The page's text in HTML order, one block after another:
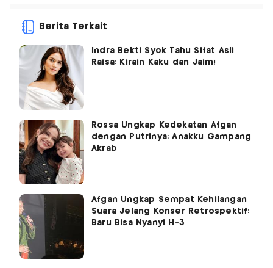
Berita Terkait
Indra Bekti Syok Tahu Sifat Asli
Raisa: Kirain Kaku dan Jaim!
Rossa Ungkap Kedekatan Afgan
dengan Putrinya: Anakku Gampang
Akrab
Afgan Ungkap Sempat Kehilangan
Suara Jelang Konser Retrospektif:
Baru Bisa Nyanyi H-3